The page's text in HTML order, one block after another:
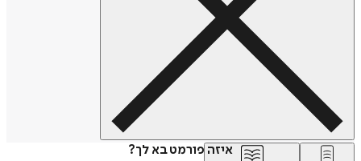
איזה פורמט בא לך?